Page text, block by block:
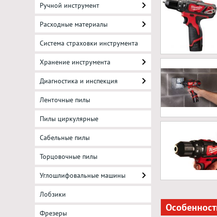
Ручной инструмент
Расходные материалы
Система страховки инструмента
Хранение инструмента
Диагностика и инспекция
Ленточные пилы
Пилы циркулярные
Сабельные пилы
Торцовочные пилы
Углошлифовальные машины
Лобзики
Фрезеры